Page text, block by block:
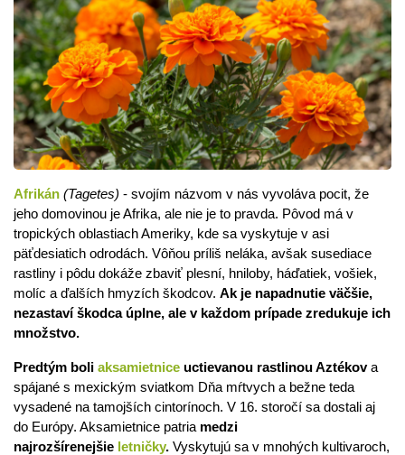
Afrikán (Tagetes) - svojím názvom v nás vyvoláva pocit, že
jeho domovinou je Afrika, ale nie je to pravda. Pôvod má v
tropických oblastiach Ameriky, kde sa vyskytuje v asi
päťdesiatich odrodách. Vôňou príliš neláka, avšak susediace
rastliny i pôdu dokáže zbaviť plesní, hniloby, háďatiek, vošiek,
molíc a ďalších hmyzích škodcov. Ak je napadnutie väčšie,
nezastaví škodca úplne, ale v každom prípade zredukuje ich
množstvo.
Predtým boli aksamietnice uctievanou rastlinou Aztékova
spájané s mexickým sviatkom Dňa mŕtvych a bežne teda
vysadené na tamojších cintorínoch. V 16. storočí sa dostali aj
do Európy. Aksamietnice patriamedzi
najrozšírenejšie letničky. Vyskytujú sa v mnohých kultivaroch,